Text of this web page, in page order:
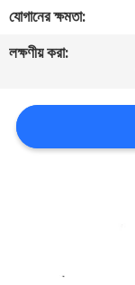
করুন
কেস
যোগানের ক্ষমতা:
লক্ষণীয় করা: